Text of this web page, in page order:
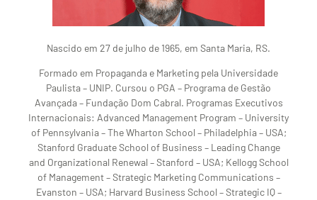
Nascido em 27 de julho de 1965, em Santa Maria, RS.
Formado em Propaganda e Marketing pela Universidade
Paulista – UNIP. Cursou o PGA – Programa de Gestão
Avançada – Fundação Dom Cabral. Programas Executivos
Internacionais: Advanced Management Program – University
of Pennsylvania – The Wharton School – Philadelphia – USA;
Stanford Graduate School of Business – Leading Change
and Organizational Renewal – Stanford – USA; Kellogg School
of Management – Strategic Marketing Communications –
Evanston – USA; Harvard Business School – Strategic IQ –